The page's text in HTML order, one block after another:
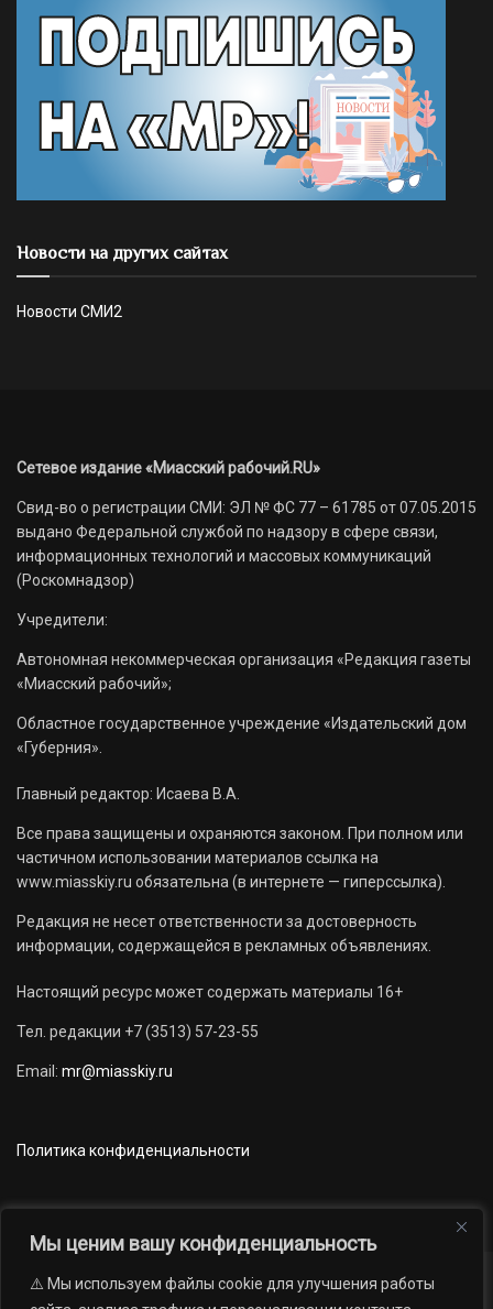
Мы ценим вашу конфиденциальность
⚠️ Мы используем файлы cookie для улучшения работы
Новости на других сайтах
Новости СМИ2
Сетевое издание «Миасский рабочий.RU»
Свид-во о регистрации СМИ: ЭЛ № ФС 77 – 61785 от 07.05.2015
выдано Федеральной службой по надзору в сфере связи,
информационных технологий и массовых коммуникаций
(Роскомнадзор)
Учредители:
Автономная некоммерческая организация «Редакция газеты
«Миасский рабочий»;
Областное государственное учреждение «Издательский дом
«Губерния».
Главный редактор: Исаева В.А.
Все права защищены и охраняются законом. При полном или
частичном использовании материалов ссылка на
www.miasskiy.ru обязательна (в интернете — гиперссылка).
Редакция не несет ответственности за достоверность
информации, содержащейся в рекламных объявлениях.
Настоящий ресурс может содержать материалы 16+
Тел. редакции +7 (3513) 57-23-55
Email: mr@miasskiy.ru
Политика конфиденциальности
Новости Наши проекты Официально